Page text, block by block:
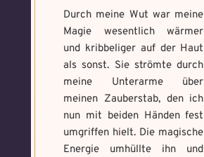
Durch meine Wut war meine
Magie wesentlich wärmer
und kribbeliger auf der Haut
als sonst. Sie strömte durch
meine Unterarme über
meinen Zauberstab, den ich
nun mit beiden Händen fest
umgriffen hielt. Die magische
Energie umhüllte ihn und